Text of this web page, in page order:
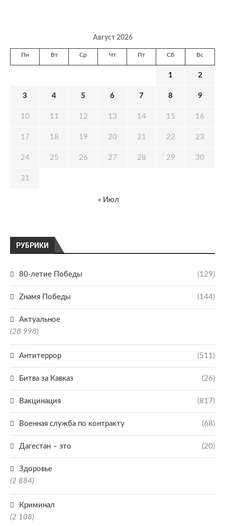
РУБРИКИ
80-летие Победы (129)
Zнамя Победы (144)
Актуальное
(28 998)
Антитеррор (511)
Битва за Кавказ (26)
Вакцинация (817)
Военная служба по контракту (68)
Дагестан – это (20)
Здоровье
(2 884)
Криминал
(2 108)
Август 2026
Пн Вт Ср Чт Пт Сб Вс
1 2
3 4 5 6 7 8 9
10 11 12 13 14 15 16
17 18 19 20 21 22 23
24 25 26 27 28 29 30
31
« Июл